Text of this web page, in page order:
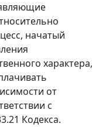
начатый
характера,
от
с
Кодекса.